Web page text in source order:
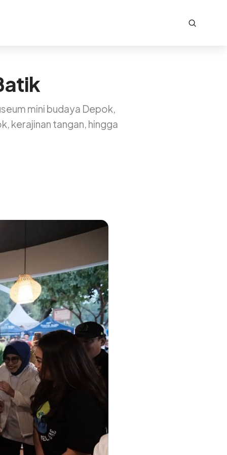
mini budaya Depok,
kerajinan tangan, hingga